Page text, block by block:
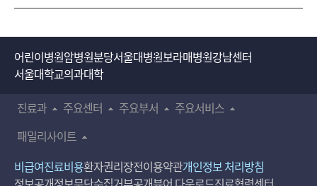
어린이병원암병원분당서울대병원보라매병원강남센터
서울대학교의과대학
진료과
주요센터 주요부서
주요서비스
패밀리사이트
비급여진료비용환자권리장전이용약관개인정보 처리방침